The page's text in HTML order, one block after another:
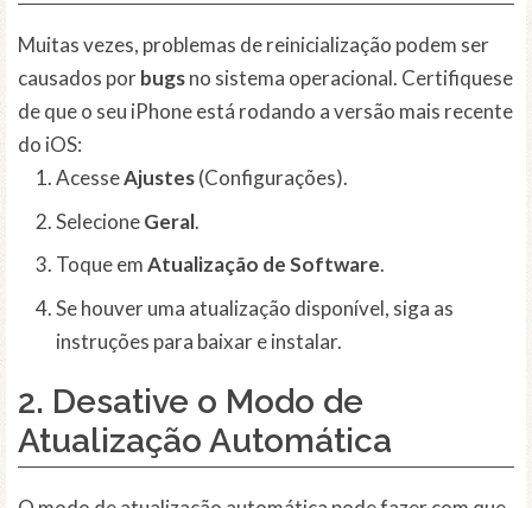
Muitas vezes, problemas de reinicialização podem ser
causados porbugsno sistema operacional. Certifiquese
de que o seu iPhone está rodando a versão mais recente
do iOS:
AcesseAjustes(Configurações).
SelecioneGeral.
Toque emAtualização de Software.
Se houver uma atualização disponível, siga as
instruções para baixar e instalar.
2. Desative o Modo de
Atualização Automática